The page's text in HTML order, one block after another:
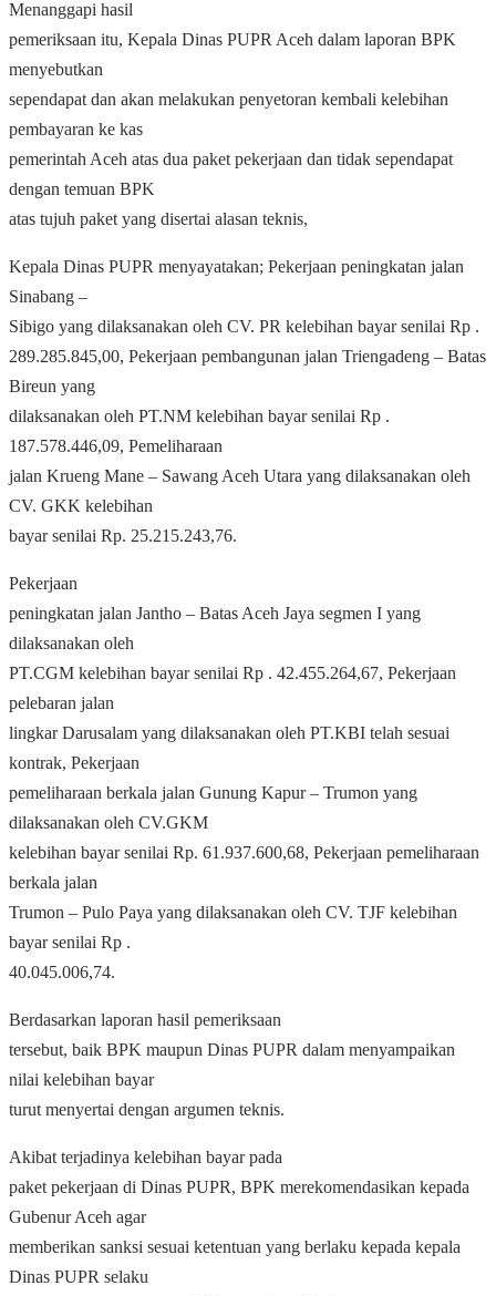
Menanggapi hasil
pemeriksaan itu, Kepala Dinas PUPR Aceh dalam laporan BPK
menyebutkan
sependapat dan akan melakukan penyetoran kembali kelebihan
pembayaran ke kas
pemerintah Aceh atas dua paket pekerjaan dan tidak sependapat
dengan temuan BPK
atas tujuh paket yang disertai alasan teknis,
Kepala Dinas PUPR menyayatakan; Pekerjaan peningkatan jalan
Sinabang –
Sibigo yang dilaksanakan oleh CV. PR kelebihan bayar senilai Rp .
289.285.845,00, Pekerjaan pembangunan jalan Triengadeng – Batas
Bireun yang
dilaksanakan oleh PT.NM kelebihan bayar senilai Rp .
187.578.446,09, Pemeliharaan
jalan Krueng Mane – Sawang Aceh Utara yang dilaksanakan oleh
CV. GKK kelebihan
bayar senilai Rp. 25.215.243,76.
Pekerjaan
peningkatan jalan Jantho – Batas Aceh Jaya segmen I yang
dilaksanakan oleh
PT.CGM kelebihan bayar senilai Rp . 42.455.264,67, Pekerjaan
pelebaran jalan
lingkar Darusalam yang dilaksanakan oleh PT.KBI telah sesuai
kontrak, Pekerjaan
pemeliharaan berkala jalan Gunung Kapur – Trumon yang
dilaksanakan oleh CV.GKM
kelebihan bayar senilai Rp. 61.937.600,68, Pekerjaan pemeliharaan
berkala jalan
Trumon – Pulo Paya yang dilaksanakan oleh CV. TJF kelebihan
bayar senilai Rp .
40.045.006,74.
Berdasarkan laporan hasil pemeriksaan
tersebut, baik BPK maupun Dinas PUPR dalam menyampaikan
nilai kelebihan bayar
turut menyertai dengan argumen teknis.
Akibat terjadinya kelebihan bayar pada
paket pekerjaan di Dinas PUPR, BPK merekomendasikan kepada
Gubenur Aceh agar
memberikan sanksi sesuai ketentuan yang berlaku kepada kepala
Dinas PUPR selaku